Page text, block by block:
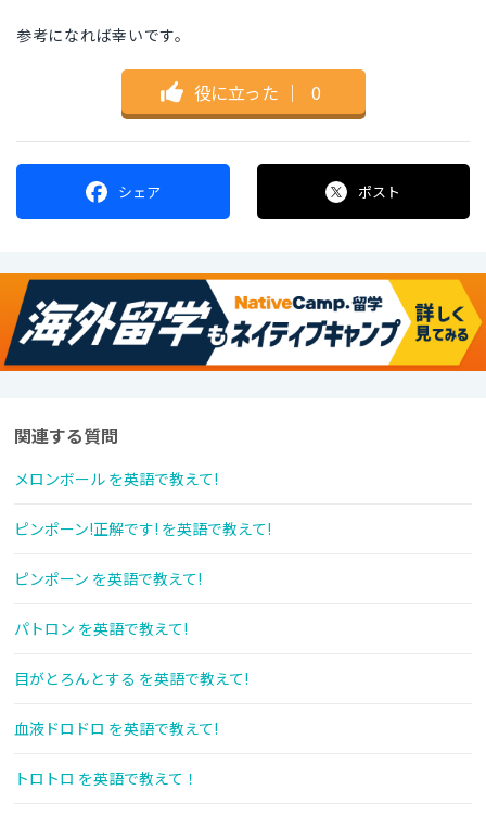
参考になれば幸いです。
役に立った ｜ 0
シェア ポスト
関連する質問
メロンボール を英語で教えて!
ピンポーン!正解です! を英語で教えて!
ピンポーン を英語で教えて!
パトロン を英語で教えて!
目がとろんとする を英語で教えて!
血液ドロドロ を英語で教えて!
トロトロ を英語で教えて！